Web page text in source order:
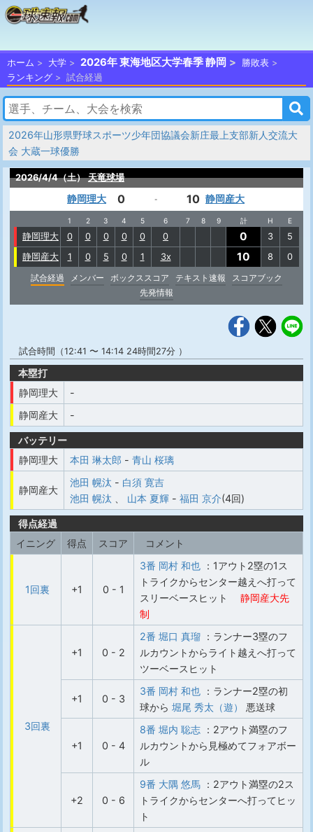
ホーム 大学 2026年 東海地区大学春季 静岡
勝敗表
ランキング
試合経過
2026年山形県野球スポーツ少年団協議会新庄最上支部新人交流大
会 大蔵一球優勝
2026/4/4（土） 天竜球場
静岡理大 0 - 10 静岡産大
1 2 3 4 5 6 7 8 9 計 H E
静岡理大 0 0 0 0 0 0 0 3
5
静岡産大
1 0 5 0 1 3x 10 8
0
試合経過
メンバー ボックススコア テキスト速報
スコアブック
先発情報
試合時間（12:41 〜 14:14 24時間27分 ）
本塁打
静岡理大
-
静岡産大
-
バッテリー
静岡理大
本田 琳太郎 - 青山 桜璃
静岡産大
池田 幌汰 - 白須 寛吉
池田 幌汰
山本 夏輝 - 福田 京介(4回)
得点経過
イニング
得点 スコア コメント
1回裏 +1 0 - 1
3番 岡村 和也 ：1アウト2塁の1ス
トライクからセンター越えへ打って
スリーベースヒット
静岡産大先
制
3回裏
+1 0 - 2
2番 堀口 真瑠 ：ランナー3塁のフ
ルカウントからライト越えへ打って
ツーベースヒット
+1 0 - 3
3番 岡村 和也 ：ランナー2塁の初
球から 堀尾 秀太（遊） 悪送球
+1 0 - 4
8番 堀内 聡志 ：2アウト満塁のフ
ルカウントから見極めてフォアボー
ル
+2 0 - 6
9番 大隅 悠馬 ：2アウト満塁の2ス
トライクからセンターへ打ってヒッ
ト